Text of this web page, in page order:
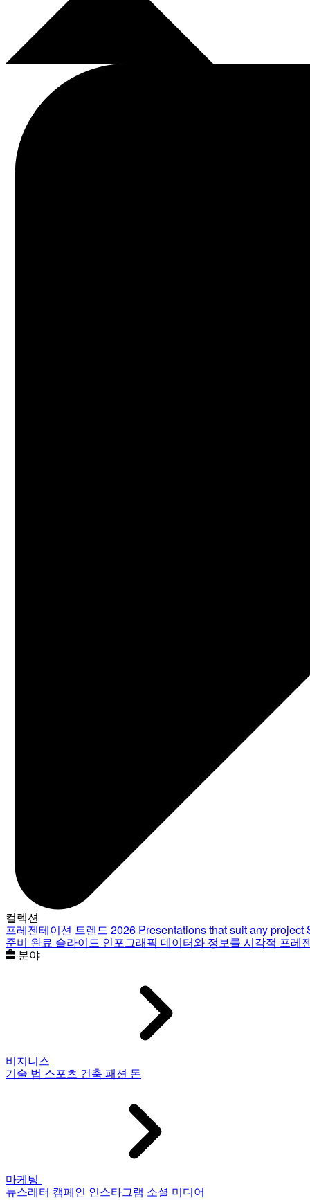
컬렉션
프레젠테이션 트렌드 2026 Presentations that suit any project
준비 완료 슬라이드 인포그래픽 데이터와 정보를 시각적 프레
분야
비지니스
기술 법 스포츠 건축 패션 돈
마케팅
뉴스레터 캠페인 인스타그램 소셜 미디어